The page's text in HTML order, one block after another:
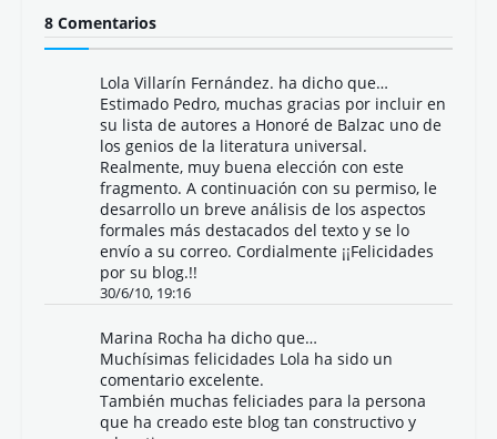
8 Comentarios
Lola Villarín Fernández. ha dicho que…
Estimado Pedro, muchas gracias por incluir en
su lista de autores a Honoré de Balzac uno de
los genios de la literatura universal.
Realmente, muy buena elección con este
fragmento. A continuación con su permiso, le
desarrollo un breve análisis de los aspectos
formales más destacados del texto y se lo
envío a su correo. Cordialmente ¡¡Felicidades
por su blog.!!
30/6/10, 19:16
Marina Rocha ha dicho que…
Muchísimas felicidades Lola ha sido un
comentario excelente.
También muchas feliciades para la persona
que ha creado este blog tan constructivo y